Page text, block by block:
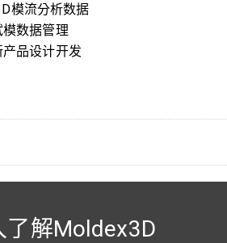
模流分析数据
数据管理
品设计开发
了解Moldex3D